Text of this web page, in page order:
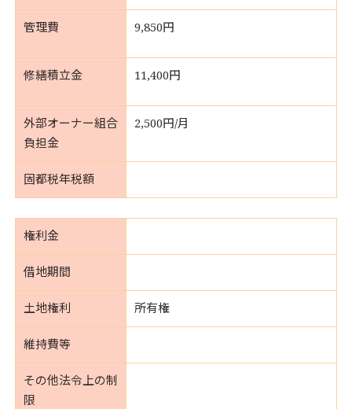
管理費 9,850円
修繕積立金 11,400円
外部オーナー組合
負担金
2,500円/月
固都税年税額
権利金
借地期間
土地権利 所有権
維持費等
その他法令上の制
限